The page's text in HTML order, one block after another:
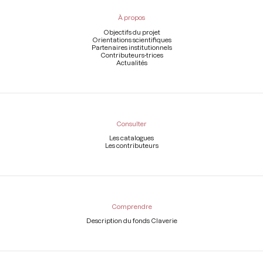
À propos
Objectifs du projet
Orientations scientifiques
Partenaires institutionnels
Contributeurs-trices
Actualités
Consulter
Les catalogues
Les contributeurs
Comprendre
Description du fonds Claverie